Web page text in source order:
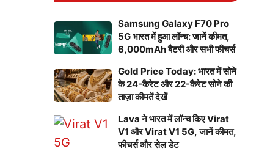
Samsung Galaxy F70 Pro
5G भारत में हुआ लॉन्च: जानें कीमत,
6,000mAh बैटरी और सभी फीचर्स
Gold Price Today: भारत में सोने
के 24-कैरेट और 22-कैरेट सोने की
ताज़ा कीमतें देखें
Lava ने भारत में लॉन्च किए Virat
V1 और Virat V1 5G, जानें कीमत,
फीचर्स और सेल डेट